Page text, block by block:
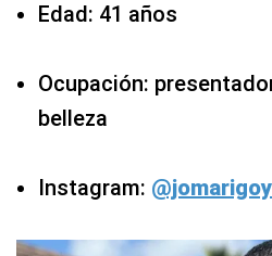
Edad: 41 años
Ocupación:
belleza
Instagram: